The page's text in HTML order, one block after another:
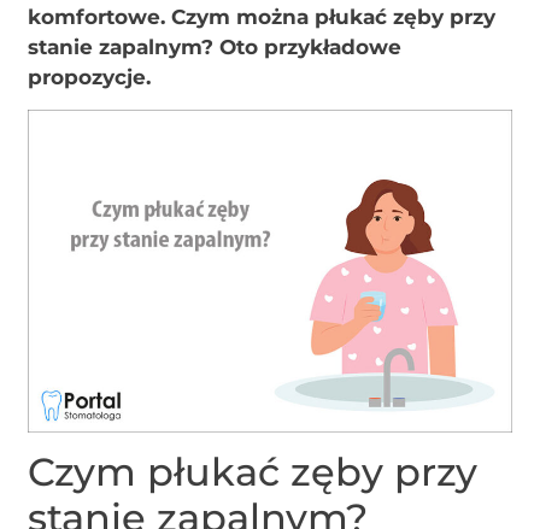
komfortowe. Czym można płukać zęby przy
stanie zapalnym? Oto przykładowe
propozycje.
Czym płukać zęby przy
stanie zapalnym?